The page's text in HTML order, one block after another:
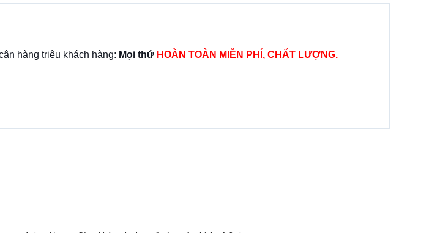
hàng triệu khách hàng: Mọi thứ HOÀN TOÀN MIỄN PHÍ, CHẤT LƯỢNG.